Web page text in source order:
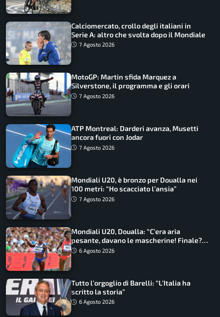
Calciomercato, crollo degli italiani in
Serie A: altro che svolta dopo il Mondiale
7 Agosto 2026
MotoGP: Martin sfida Marquez a
Silverstone, il programma e gli orari
7 Agosto 2026
ATP Montreal: Darderi avanza, Musetti
ancora fuori con Jodar
7 Agosto 2026
Mondiali U20, è bronzo per Doualla nei
100 metri: “Ho scacciato l’ansia”
7 Agosto 2026
Mondiali U20, Doualla: “C’era aria
pesante, davano le mascherine! Finale?
Non ho nulla da perdere”
6 Agosto 2026
Tutto l’orgoglio di Barelli: “L’Italia ha
scritto la storia”
6 Agosto 2026